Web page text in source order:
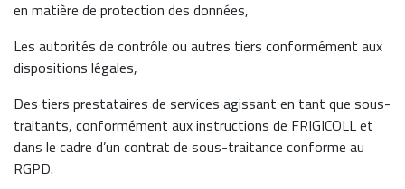
en matière de protection des données,
Les autorités de contrôle ou autres tiers conformément aux
dispositions légales,
Des tiers prestataires de services agissant en tant que sous-
traitants, conformément aux instructions de FRIGICOLL et
dans le cadre d’un contrat de sous-traitance conforme au
RGPD.